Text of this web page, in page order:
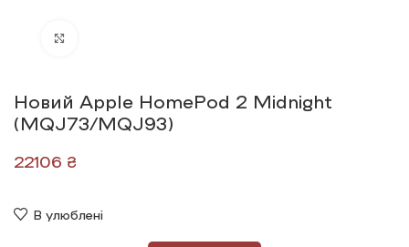
Новий Apple HomePod 2 Midnight
(MQJ73/MQJ93)
₴
В улюблені